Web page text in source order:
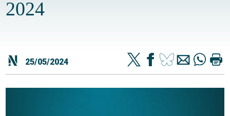
2024
25/05/2024